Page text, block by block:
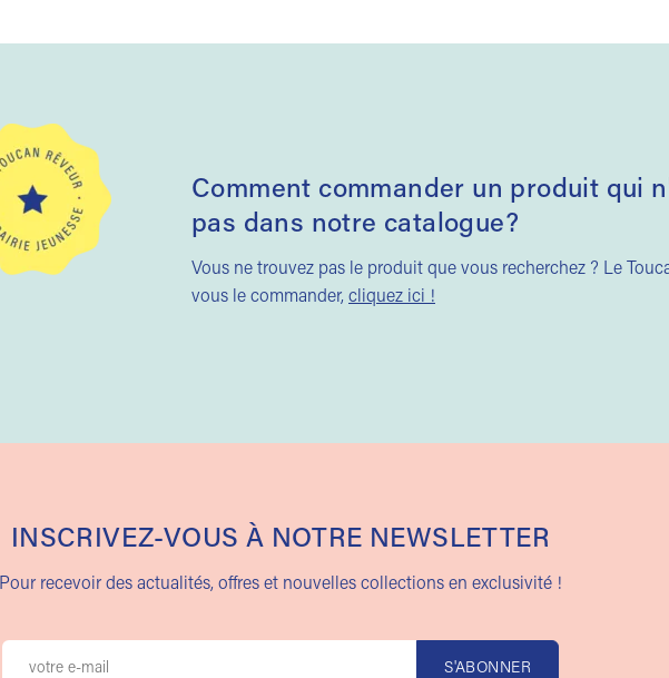
Comment commander un produit qui
pas dans notre catalogue?
Vous ne trouvez pas le produit que vous recherchez ? Le
vous le commander, cliquez ici !
INSCRIVEZ-VOUS À NOTRE NEWSLETTER
Pour recevoir des actualités, offres et nouvelles collections en exclusivité !